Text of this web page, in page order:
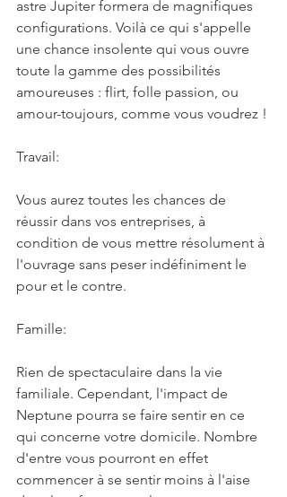
astre Jupiter formera de magnifiques
configurations. Voilà ce qui s'appelle
une chance insolente qui vous ouvre
toute la gamme des possibilités
amoureuses : flirt, folle passion, ou
amour-toujours, comme vous voudrez !
Travail:
Vous aurez toutes les chances de
réussir dans vos entreprises, à
condition de vous mettre résolument à
l'ouvrage sans peser indéfiniment le
pour et le contre.
Famille:
Rien de spectaculaire dans la vie
familiale. Cependant, l'impact de
Neptune pourra se faire sentir en ce
qui concerne votre domicile. Nombre
d'entre vous pourront en effet
commencer à se sentir moins à l'aise